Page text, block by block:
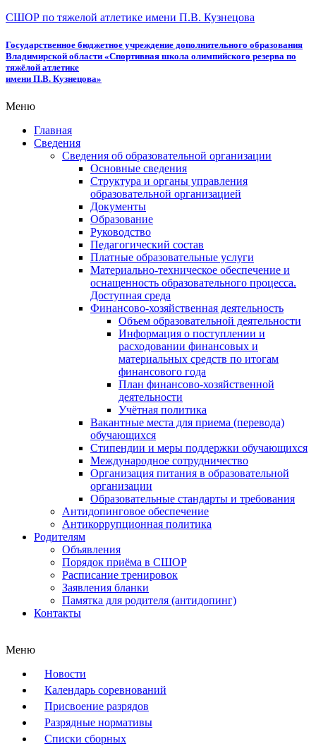
СШОР по тяжелой атлетике имени П.В. Кузнецова
Государственное бюджетное учреждение дополнительного образования
Владимирской области «Спортивная школа олимпийского резерва по
тяжёлой атлетике
имени П.В. Кузнецова»
Меню
Главная
Сведения
Сведения об образовательной организации
Основные сведения
Структура и органы управления
образовательной организацией
Документы
Образование
Руководство
Педагогический состав
Платные образовательные услуги
Материально-техническое обеспечение и
оснащенность образовательного процесса.
Доступная среда
Финансово-хозяйственная деятельность
Объем образовательной деятельности
Информация о поступлении и
расходовании финансовых и
материальных средств по итогам
финансового года
План финансово-хозяйственной
деятельности
Учётная политика
Вакантные места для приема (перевода)
обучающихся
Стипендии и меры поддержки обучающихся
Международное сотрудничество
Организация питания в образовательной
организации
Образовательные стандарты и требования
Антидопинговое обеспечение
Антикоррупционная политика
Родителям
Объявления
Порядок приёма в СШОР
Расписание тренировок
Заявления бланки
Памятка для родителя (антидопинг)
Контакты
Меню
Новости
Календарь соревнований
Присвоение разрядов
Разрядные нормативы
Списки сборных